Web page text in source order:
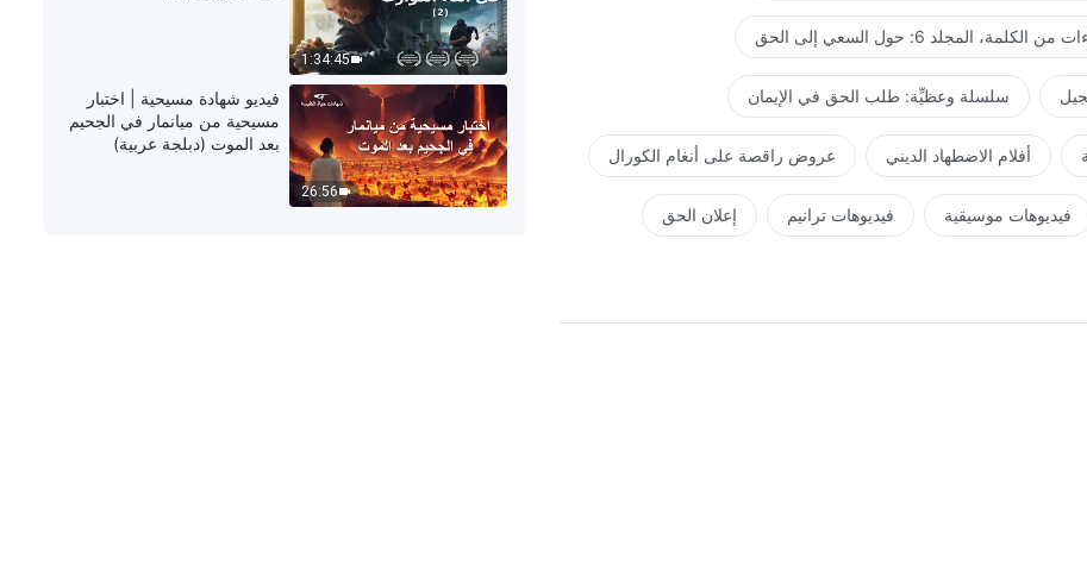
13:27
16:11
كلمة الله – وصايا العصر الجديد
كلمة الله – لقد جاء المُلك الألفي
من الكلمة، المجلد 6: حول السعي إلى الحق
سلسلة وعظيِّة: طلب الحق في الإيمان
أفلام الاضطهاد الديني عروض راقصة على أنغام الكورال
فيديوهات موسيقية فيديوهات ترانيم إعلان الحق
1:34:45
26:56
فيديو شهادة مسيحية | اختبار
مسيحية من ميانمار في الجحيم
بعد الموت (دبلجة عربية)